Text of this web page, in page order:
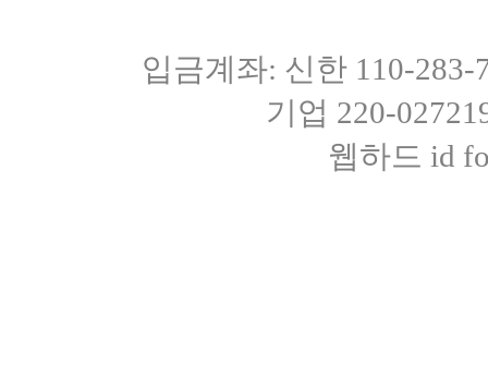
입금계좌: 신한 110-
기업 220-
웹하드 id